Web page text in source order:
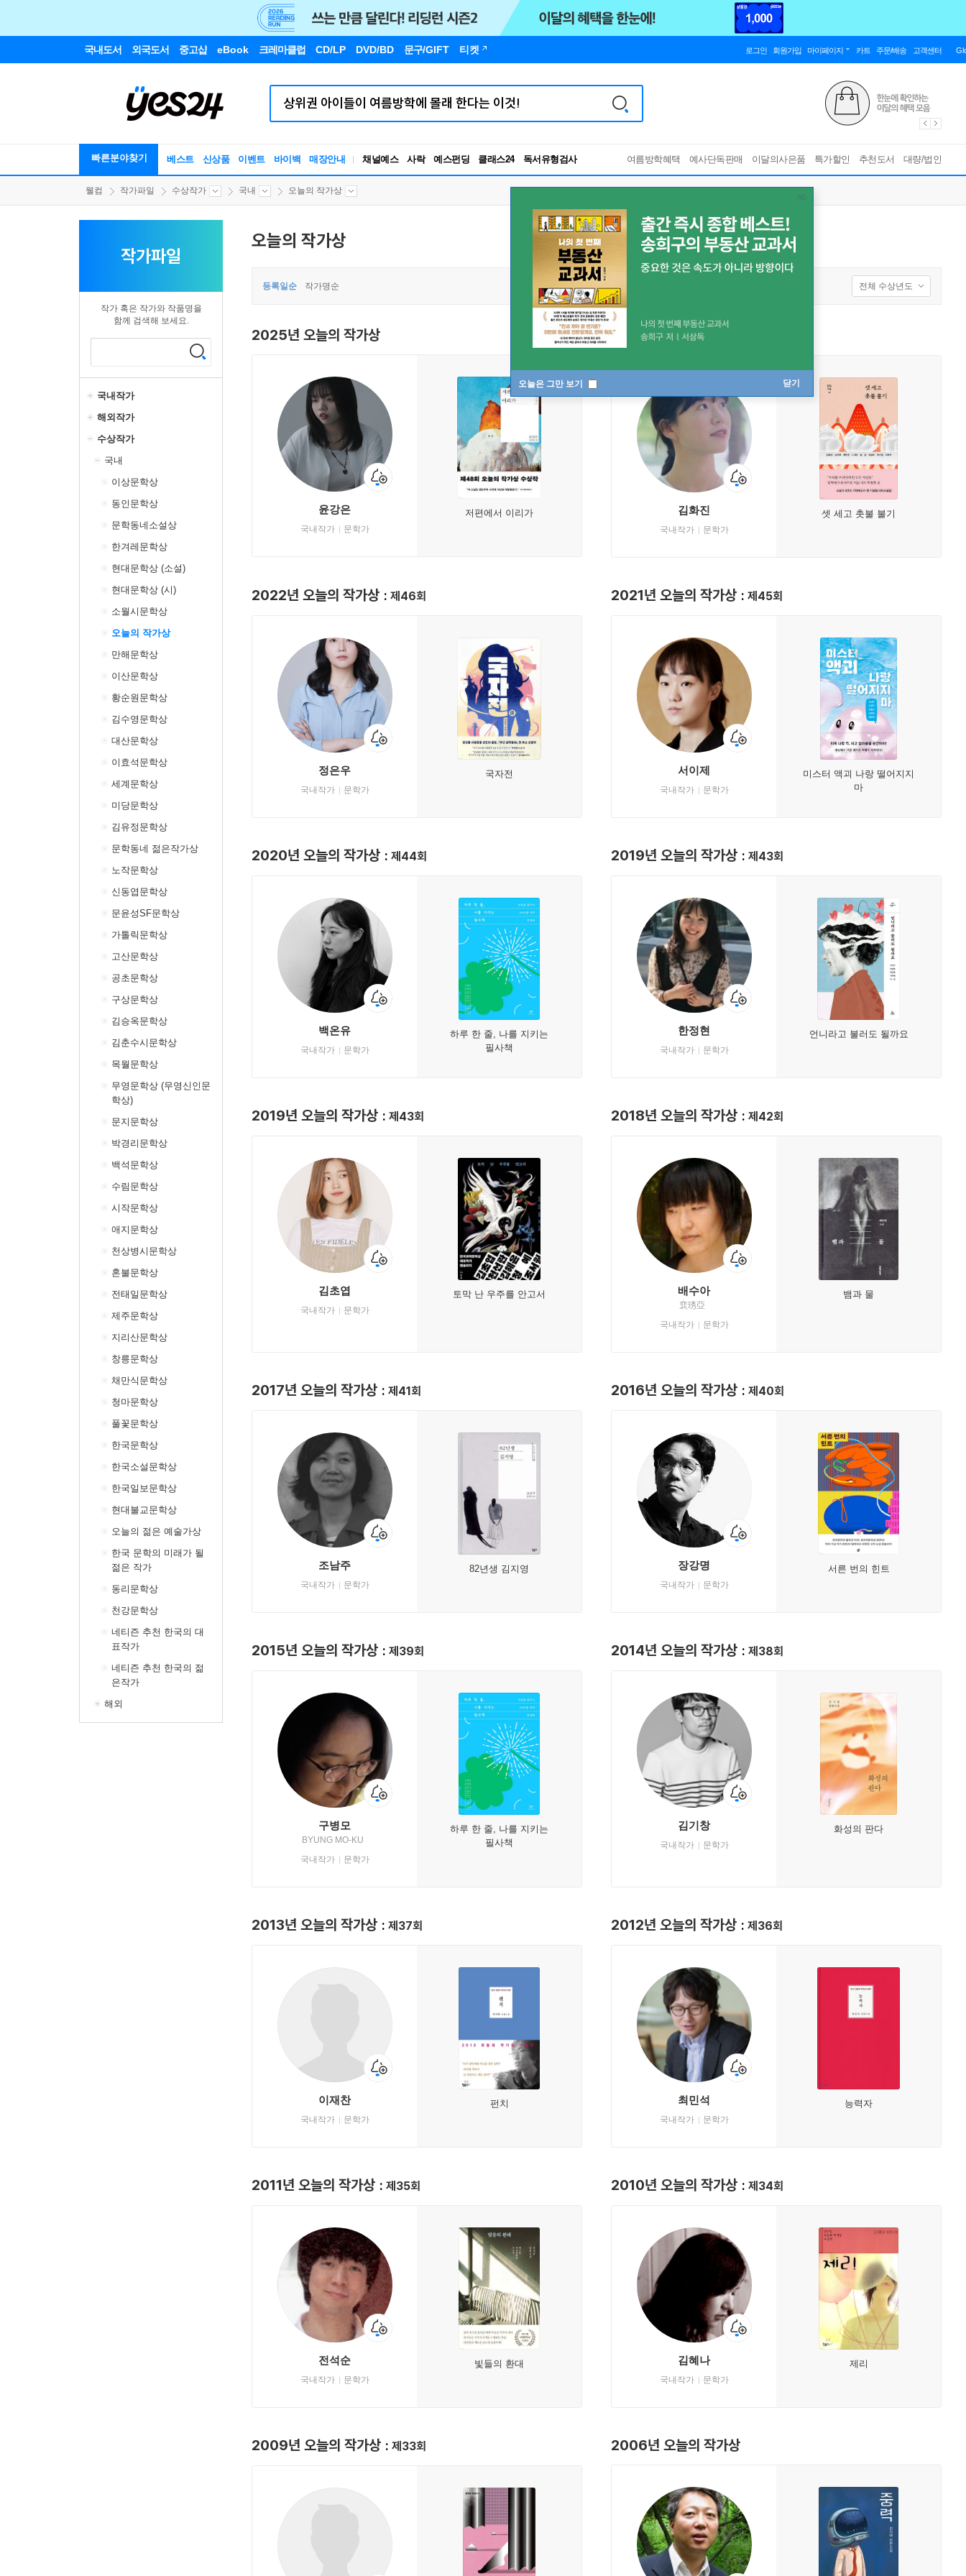
국내도서 외국도서 중고샵 eBook 크레마클럽 CD/LP DVD/BD 문구/GIFT 티켓 로그인 회원가입 마이페이지 카트 주문/배송 고객센터
빠른분야찾기 베스트 신상품 이벤트 바이백 매장안내 채널예스 사락 예스펀딩 클래스24
RBTI Lab
독서유형검사
여름방학혜택 예사단독판매 이달의사은품 특가할인 추천도서 대량/법인
오늘은 그만 보기 닫기
웰컴 작가파일 수상작가 국내 오늘의 작가상
작가파일
작가 혹은 작가와 작품명을
함께 검색해 보세요.
국내작가
해외작가
수상작가
국내
이상문학상
동인문학상
문학동네소설상
한겨레문학상
현대문학상 (소설)
현대문학상 (시)
소월시문학상
오늘의 작가상
만해문학상
이산문학상
황순원문학상
김수영문학상
대산문학상
이효석문학상
세계문학상
미당문학상
김유정문학상
문학동네 젊은작가상
노작문학상
신동엽문학상
문윤성SF문학상
가톨릭문학상
고산문학상
공초문학상
구상문학상
김승옥문학상
김춘수시문학상
목월문학상
무영문학상 (무영신인문
학상)
문지문학상
박경리문학상
백석문학상
수림문학상
시작문학상
애지문학상
천상병시문학상
혼불문학상
전태일문학상
제주문학상
지리산문학상
창릉문학상
채만식문학상
청마문학상
풀꽃문학상
한국문학상
한국소설문학상
한국일보문학상
현대불교문학상
오늘의 젊은 예술가상
한국 문학의 미래가 될
젊은 작가
동리문학상
천강문학상
네티즌 추천 한국의 대
표작가
네티즌 추천 한국의 젊
은작가
해외
오늘의 작가상
등록일순 작가명순
2025년 오늘의 작가상
윤강은
국내작가 문학가
저편에서 이리가
2023년 오늘의 작가상
김화진
국내작가 문학가
셋 세고 촛불 불기
2022년 오늘의 작가상 제46회
정은우
국내작가 문학가
국자전
2021년 오늘의 작가상 제45회
서이제
국내작가 문학가
미스터 액괴 나랑 떨어지지
마
2020년 오늘의 작가상 제44회
백온유
국내작가 문학가
하루 한 줄, 나를 지키는
필사책
2019년 오늘의 작가상 제43회
한정현
국내작가 문학가
언니라고 불러도 될까요
2019년 오늘의 작가상 제43회
김초엽
국내작가 문학가
토막 난 우주를 안고서
2018년 오늘의 작가상 제42회
배수아
裵琇亞
국내작가
문학가
뱀과 물
2017년 오늘의 작가상 제41회
조남주
국내작가 문학가
82년생 김지영
2016년 오늘의 작가상 제40회
장강명
국내작가 문학가
서른 번의 힌트
2015년 오늘의 작가상 제39회
구병모
BYUNG MO-KU
국내작가
문학가
하루 한 줄, 나를 지키는
필사책
2014년 오늘의 작가상 제38회
김기창
국내작가 문학가
화성의 판다
2013년 오늘의 작가상 제37회
이재찬
국내작가 문학가
펀치
2012년 오늘의 작가상 제36회
최민석
국내작가 문학가
능력자
2011년 오늘의 작가상 제35회
전석순
국내작가 문학가
빛들의 환대
2010년 오늘의 작가상 제34회
김혜나
국내작가 문학가
제리
2009년 오늘의 작가상 제33회 2006년 오늘의 작가상